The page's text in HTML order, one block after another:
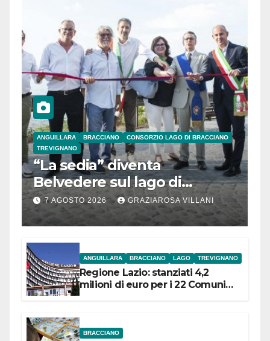
ANGUILLARA BRACCIANO
CONSORZIO LAGO DI BRACCIANO
TREVIGNANO
“La sedia” diventa
Belvedere sul lago di
Bracciano: ieri
l’inaugurazione
7 AGOSTO 2026 GRAZIAROSA VILLANI
ANGUILLARA BRACCIANO LAGO TREVIGNANO
Regione Lazio: stanziati 4,2
milioni di euro per i 22 Comuni
BRACCIANO